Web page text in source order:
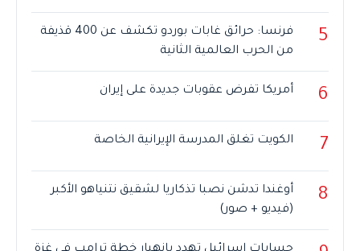
5
فرنسا: حرائق غابات بوردو تكشف عن 400 قذيفة
من الحرب العالمية الثانية
6 أمريكا تفرض عقوبات جديدة على إيران
7 الكويت تغلق المدرسة الإيرانية الخاصة
8
أوغندا تدشن نصبا تذكاريا لشقيق نتنياهو الأكبر
(فيديو + صور)